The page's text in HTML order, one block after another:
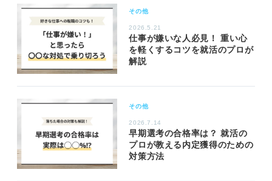
その他
2026.5.21
仕事が嫌いな人必見！ 重い心
を軽くするコツを就活のプロが
解説
その他
2026.7.14
早期選考の合格率は？ 就活の
プロが教える内定獲得のための
対策方法